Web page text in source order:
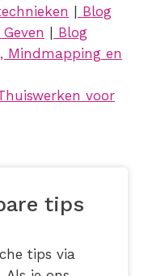
Blog
Blog
Mindmapping en
voor
tips
tips via